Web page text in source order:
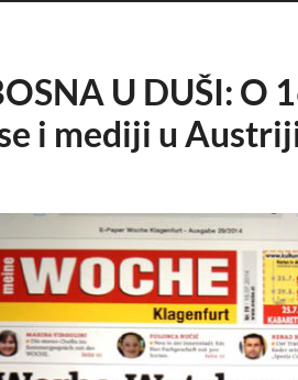
U DUŠI: O
i mediji u